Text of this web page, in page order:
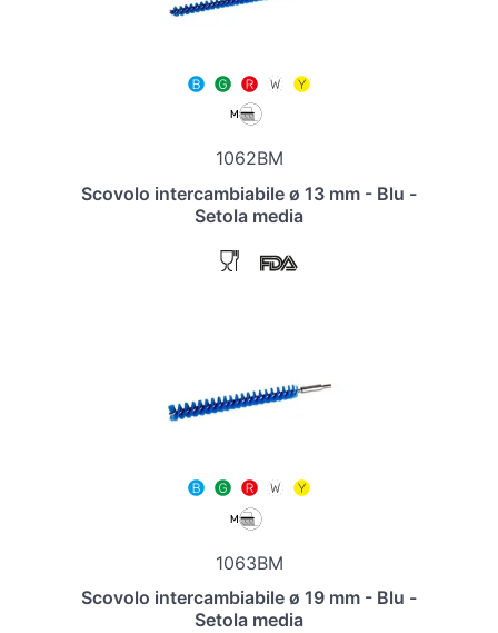
1062BM
Scovolo intercambiabile ø 13 mm - Blu -
Setola media
1063BM
Scovolo intercambiabile ø 19 mm - Blu -
Setola media